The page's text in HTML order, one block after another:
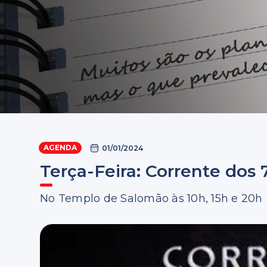
AGENDA 01/01/2024
Terça-Feira: Corrente dos
No Templo de Salomão às 10h, 15h e 20h